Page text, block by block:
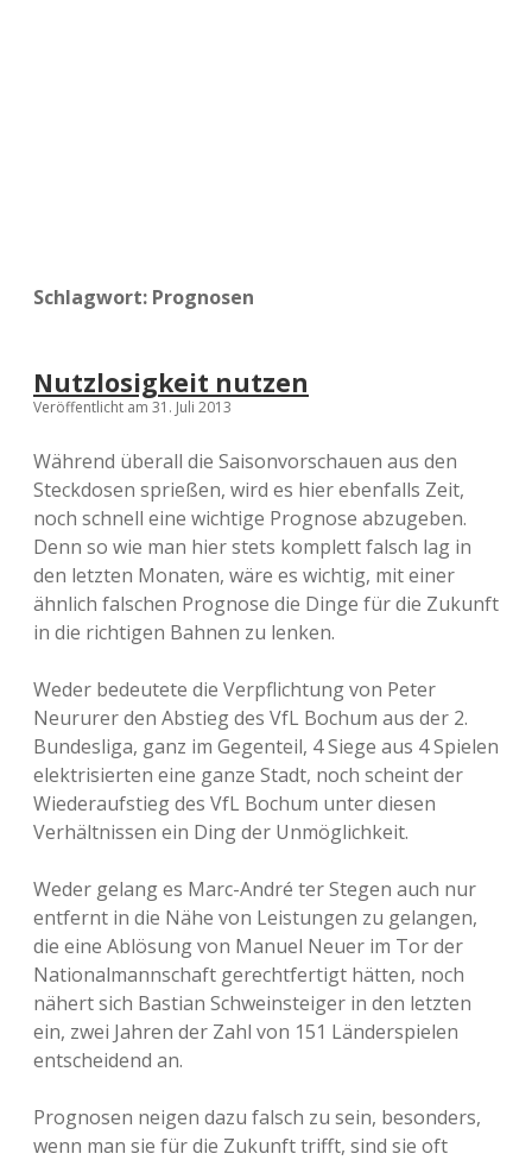
Schlagwort: Prognosen
Nutzlosigkeit nutzen
Veröffentlicht am 31. Juli 2013
Während überall die Saisonvorschauen aus den
Steckdosen sprießen, wird es hier ebenfalls Zeit,
noch schnell eine wichtige Prognose abzugeben.
Denn so wie man hier stets komplett falsch lag in
den letzten Monaten, wäre es wichtig, mit einer
ähnlich falschen Prognose die Dinge für die Zukunft
in die richtigen Bahnen zu lenken.
Weder bedeutete die Verpflichtung von Peter
Neururer den Abstieg des VfL Bochum aus der 2.
Bundesliga, ganz im Gegenteil, 4 Siege aus 4 Spielen
elektrisierten eine ganze Stadt, noch scheint der
Wiederaufstieg des VfL Bochum unter diesen
Verhältnissen ein Ding der Unmöglichkeit.
Weder gelang es Marc-André ter Stegen auch nur
entfernt in die Nähe von Leistungen zu gelangen,
die eine Ablösung von Manuel Neuer im Tor der
Nationalmannschaft gerechtfertigt hätten, noch
nähert sich Bastian Schweinsteiger in den letzten
ein, zwei Jahren der Zahl von 151 Länderspielen
entscheidend an.
Prognosen neigen dazu falsch zu sein, besonders,
wenn man sie für die Zukunft trifft, sind sie oft